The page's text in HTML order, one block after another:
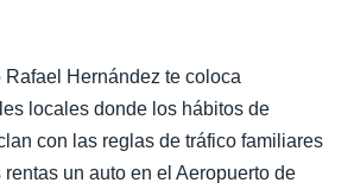
Hernández te coloca
locales donde los hábitos de
con las reglas de tráfico familiares
un auto en el Aeropuerto de